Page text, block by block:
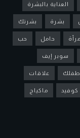
العناية بالبشرة
بشرة بشرتك
حامل حب
سوبر إيف
طفلك علاقات
كوفيد ماكياج